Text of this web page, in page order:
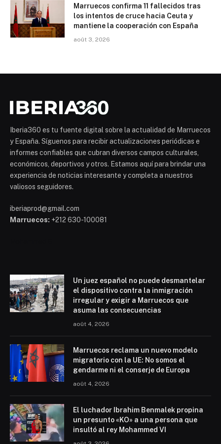
Marruecos confirma 11 fallecidos tras
los intentos de cruce hacia Ceuta y
mantiene la cooperación con España
août 3, 2026
Iberia360 es tu fuente digital sobre la actualidad de Marruecos
y España. Síguenos para recibir actualizaciones periódicas e
informes confiables que cubran diversos campos culturales,
económicos, deportivos y otros. Estamos aquí para brindar una
experiencia de noticias interesante y completa a nuestros
valiosos seguidores.
iberiaprod@gmail.com
Marruecos: +212 630-100081
Un juez español no puede desmantelar
el dispositivo contra la inmigración
irregular y exigir a Marruecos que
asuma las consecuencias
août 4, 2026
Marruecos reclama un nuevo modelo
migratorio con la UE: No somos el
gendarme ni el conserje de Europa
août 4, 2026
El luchador Ibrahim Benmalek propina
un presunto «KO» a una persona que
insultó al rey Mohammed VI